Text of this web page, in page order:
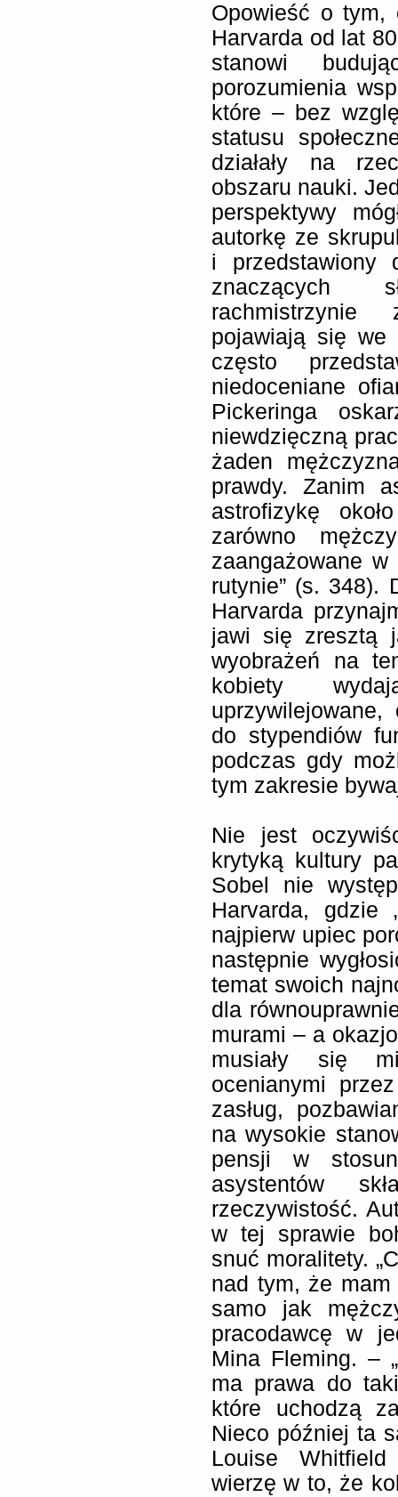
Opowieść o tym,
Harvarda od lat
stanowi
porozumienia
które – bez
statusu
działały na
obszaru nauki.
perspektywy
autorkę ze
i przedstawiony
znaczących
rachmistrzynie
pojawiają się we
często
niedoceniane
Pickeringa
niewdzięczną
żaden
prawdy. Zanim
astrofizykę
zarówno
zaangażowane
rutynie” (s. 348).
Harvarda
jawi się zresztą
wyobrażeń na
kobiety
uprzywilejowane,
do stypendiów
podczas gdy
tym zakresie
Nie jest
krytyką kultury
Sobel nie
Harvarda, gdzie
najpierw upiec
następnie
temat swoich
dla
murami – a
musiały się
ocenianymi
zasług,
na wysokie
pensji w
asystentów
rzeczywistość.
w tej sprawie
snuć moralitety.
nad tym, że
samo jak
pracodawcę w
Mina Fleming. –
ma prawa do
które uchodzą
Nieco później ta
Louise
wierzę w to, że